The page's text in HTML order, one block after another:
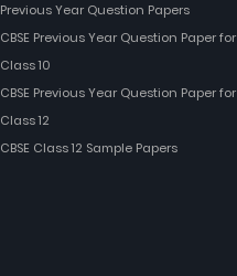
Previous Year Question Papers
CBSE Previous Year Question Paper for
Class 10
CBSE Previous Year Question Paper for
Class 12
CBSE Class 12 Sample Papers